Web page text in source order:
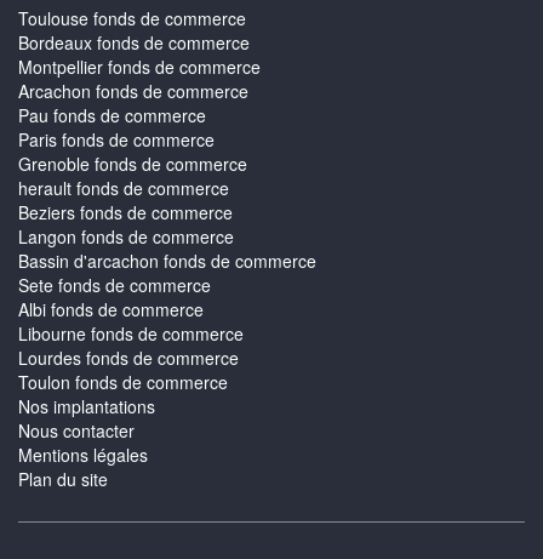
Toulouse fonds de commerce
Bordeaux fonds de commerce
Montpellier fonds de commerce
Arcachon fonds de commerce
Pau fonds de commerce
Paris fonds de commerce
Grenoble fonds de commerce
herault fonds de commerce
Beziers fonds de commerce
Langon fonds de commerce
Bassin d'arcachon fonds de commerce
Sete fonds de commerce
Albi fonds de commerce
Libourne fonds de commerce
Lourdes fonds de commerce
Toulon fonds de commerce
Nos implantations
Nous contacter
Mentions légales
Plan du site